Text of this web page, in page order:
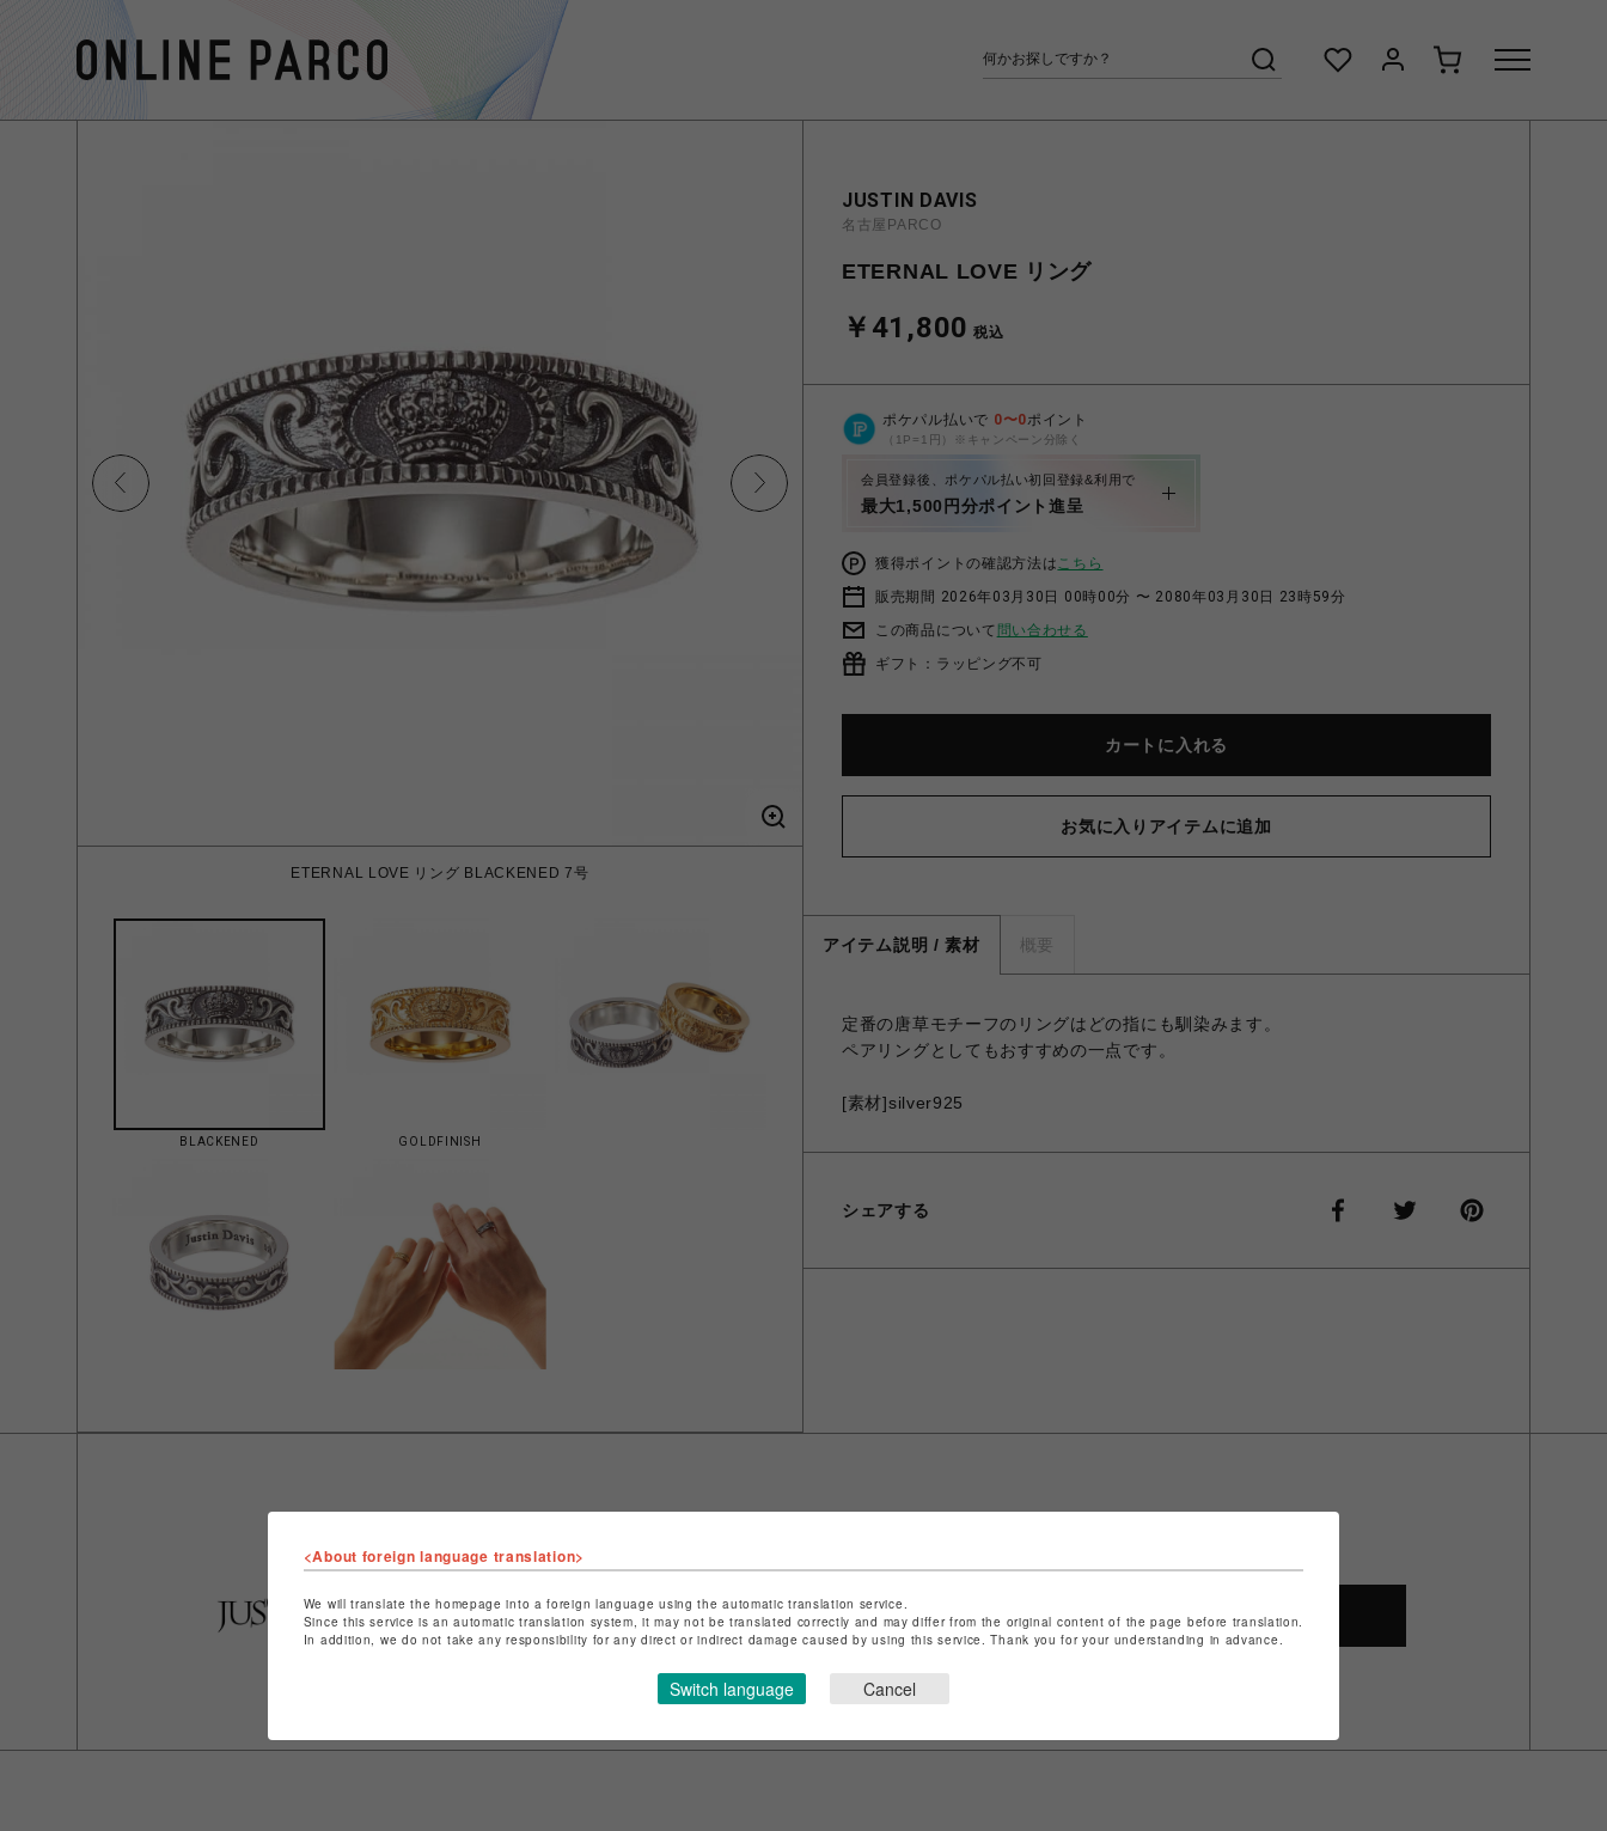
ETERNAL LOVE リング BLACKENED 7号
BLACKENED GOLDFINISH
JUSTIN DAVIS
名古屋PARCO
ETERNAL LOVE リング
￥41,800 税込
ポケパル払いで 0〜0ポイント
（1P=1円）※キャンペーン分除く
会員登録後、ポケパル払い初回登録&利用で
最大1,500円分ポイント進呈
獲得ポイントの確認方法はこちら
販売期間 2026年03月30日 00時00分 〜 2080年03月30日 23時59分
この商品について 問い合わせる
ギフト：ラッピング不可
カートに入れる
お気に入りアイテムに追加
アイテム説明 / 素材 概要
定番の唐草モチーフのリングはどの指にも馴染みます。
ペアリングとしてもおすすめの一点です。
[素材]silver925
シェアする
ショップ名
特定商取引法など法令に基づく表記はこちら
ショップお問い合わせはこちら
SHOP TOP
<About foreign language translation>
We will translate the homepage into a foreign language using the automatic translation service.
Since this service is an automatic translation system, it may not be translated correctly and may differ from the original content of the page before translation.
In addition, we do not take any responsibility for any direct or indirect damage caused by using this service. Thank you for your understanding in advance.
Switch language Cancel